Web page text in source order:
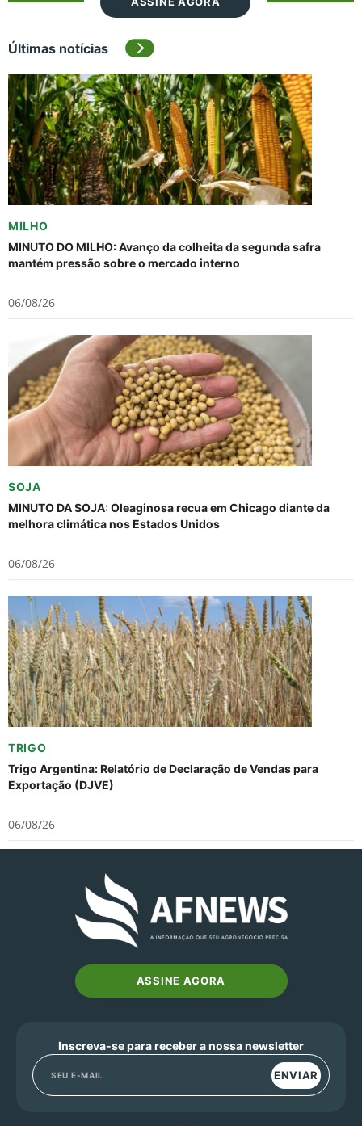
Últimas notícias
MILHO
MINUTO DO MILHO: Avanço da colheita da segunda safra
mantém pressão sobre o mercado interno
06/08/26
SOJA
MINUTO DA SOJA: Oleaginosa recua em Chicago diante da
melhora climática nos Estados Unidos
06/08/26
TRIGO
Trigo Argentina: Relatório de Declaração de Vendas para
Exportação (DJVE)
06/08/26
ASSINE AGORA
Inscreva-se para receber a nossa newsletter
ENVIAR